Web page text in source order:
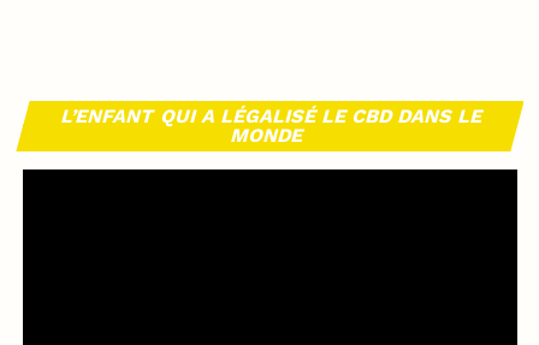
L’ENFANT QUI A LÉGALISÉ LE CBD DANS LE
MONDE